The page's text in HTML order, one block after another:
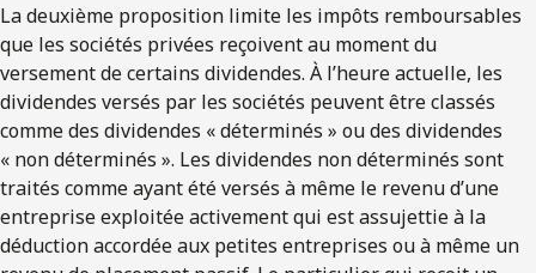
La deuxième proposition limite les impôts remboursables
que les sociétés privées reçoivent au moment du
versement de certains dividendes. À l’heure actuelle, les
dividendes versés par les sociétés peuvent être classés
comme des dividendes « déterminés » ou des dividendes
« non déterminés ». Les dividendes non déterminés sont
traités comme ayant été versés à même le revenu d’une
entreprise exploitée activement qui est assujettie à la
déduction accordée aux petites entreprises ou à même un